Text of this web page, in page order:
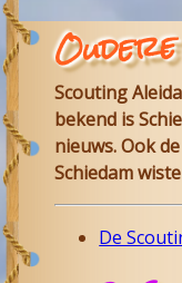
Scouting
bekend is
nieuws. Ook
Schiedam
De